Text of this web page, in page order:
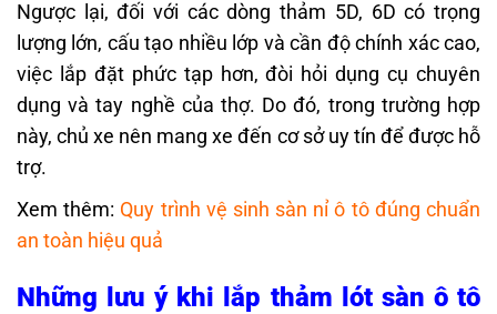
Ngược lại, đối với các dòng thảm 5D, 6D có trọng
lượng lớn, cấu tạo nhiều lớp và cần độ chính xác cao,
việc lắp đặt phức tạp hơn, đòi hỏi dụng cụ chuyên
dụng và tay nghề của thợ. Do đó, trong trường hợp
này, chủ xe nên mang xe đến cơ sở uy tín để được hỗ
trợ.
Xem thêm: Quy trình vệ sinh sàn nỉ ô tô đúng chuẩn
an toàn hiệu quả
Những lưu ý khi lắp thảm lót sàn ô tô